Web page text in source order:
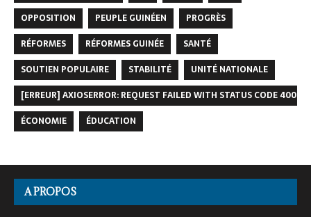
OPPOSITION
PEUPLE GUINÉEN
PROGRÈS
RÉFORMES
RÉFORMES GUINÉE
SANTÉ
SOUTIEN POPULAIRE
STABILITÉ
UNITÉ NATIONALE
[ERREUR] AXIOSERROR: REQUEST FAILED WITH STATUS CODE 400
ÉCONOMIE
ÉDUCATION
A PROPOS